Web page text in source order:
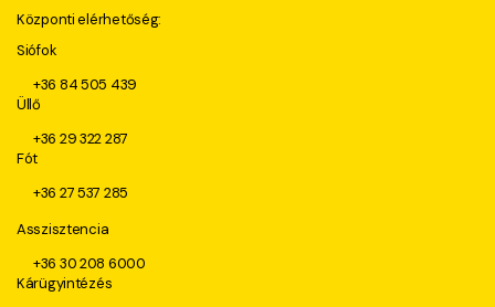
Központi elérhetőség:
Siófok
+36 84 505 439
Üllő
+36 29 322 287
Fót
+36 27 537 285
Asszisztencia
+36 30 208 6000
Kárügyintézés